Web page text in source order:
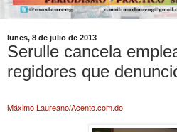
lunes, 8 de julio de 2013
Serulle cancela
regidores que
Máximo Laureano/Acento.com.do